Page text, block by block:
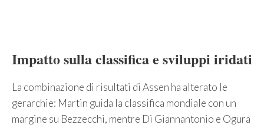
Impatto sulla classifica e sviluppi iridati
La combinazione di risultati di Assen ha alterato le
gerarchie: Martin guida la classifica mondiale con un
margine su Bezzecchi, mentre Di Giannantonio e Ogura